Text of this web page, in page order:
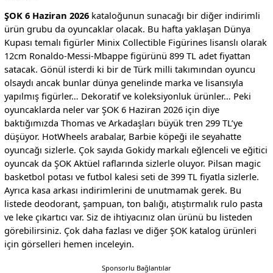
ŞOK 6 Haziran 2026kataloğunun sunacağı bir diğer indirimli
ürün grubu da oyuncaklar olacak. Bu hafta yaklaşan Dünya
Kupası temalı figürler Minix Collectible Figürines lisanslı olarak
12cm Ronaldo-Messi-Mbappe figürünü 899 TL adet fiyattan
satacak. Gönül isterdi ki bir de Türk milli takımından oyuncu
olsaydı ancak bunlar dünya genelinde marka ve lisansıyla
yapılmış figürler… Dekoratif ve koleksiyonluk ürünler… Peki
oyuncaklarda neler var ŞOK 6 Haziran 2026 için diye
baktığımızda Thomas ve Arkadaşları büyük tren 299 TL’ye
düşüyor. HotWheels arabalar, Barbie köpeği ile seyahatte
oyuncağı sizlerle. Çok sayıda Gokidy markalı eğlenceli ve eğitici
oyuncak da ŞOK Aktüel raflarında sizlerle oluyor. Pilsan magic
basketbol potası ve futbol kalesi seti de 399 TL fiyatla sizlerle.
Ayrıca kasa arkası indirimlerini de unutmamak gerek. Bu
listede deodorant, şampuan, ton balığı, atıştırmalık rulo pasta
ve leke çıkartıcı var. Siz de ihtiyacınız olan ürünü bu listeden
görebilirsiniz. Çok daha fazlası ve diğer ŞOK katalog ürünleri
için görselleri hemen inceleyin.
Sponsorlu Bağlantılar